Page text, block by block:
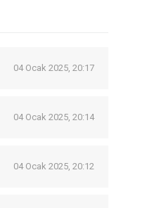
04 Ocak 2025, 20:17
04 Ocak 2025, 20:14
04 Ocak 2025, 20:12